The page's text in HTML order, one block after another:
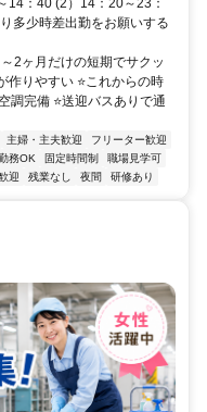
14：40 (2）14：20～23：
多少時差出勤をお願いする
2ヶ月だけの短期でサクッ
作りやすい ⭐これからの時
調完備 ⭐送迎バスありで通
主婦・主夫歓迎
フリーター歓迎
務OK 固定時間制
職場見学可
迎 残業なし 夜間 研修あり